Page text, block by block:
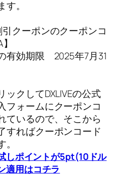
。
クーポンのクーポンコ
有効期限 2025年7月31
クしてDXLIVEの公式
フォームにクーポンコ
ているので、そこから
すればクーポンコード
しポイントが5pt(10ドル
適用はコチラ